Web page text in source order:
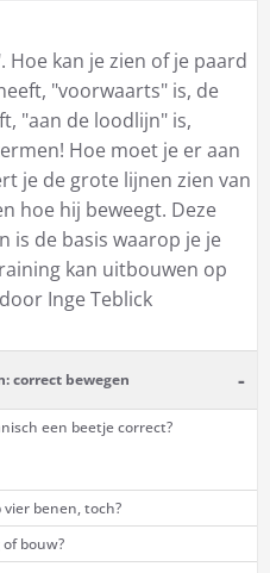
kan je zien of je paard
"voorwaarts" is, de
"aan de loodlijn" is,
Hoe moet je er aan
je de grote lijnen zien van
hoe hij beweegt. Deze
is de basis waarop je je
kan uitbouwen op
Inge Teblick
correct bewegen -
een beetje correct?
vier benen, toch?
bouw?